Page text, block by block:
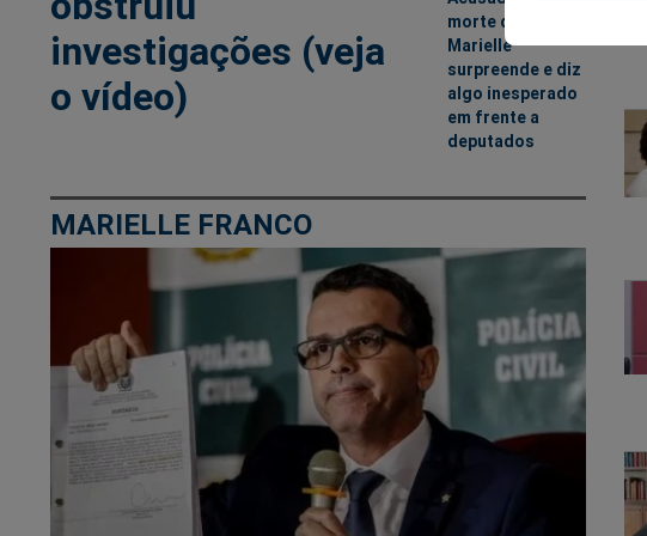
investigações (veja
o vídeo)
morte de
Marielle
surpreende e diz
algo inesperado
em frente a
deputados
MARIELLE FRANCO